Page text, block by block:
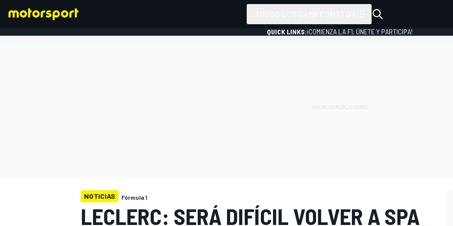
QUICK LINKS:¡COMIENZA LA F1, ÚNETE Y PARTICIPA!
NOTICIAS Fórmula 1
LECLERC: SERÁ DIFÍCIL VOLVER A SPA